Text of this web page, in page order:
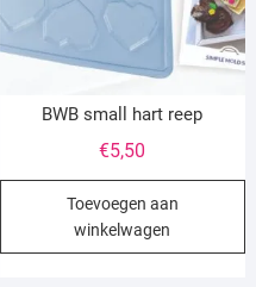
BWB small hart reep
€5,50
Toevoegen aan
winkelwagen